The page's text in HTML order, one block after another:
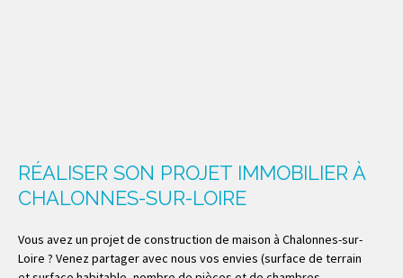
RÉALISER SON PROJET IMMOBILIER À
CHALONNES-SUR-LOIRE
Vous avez un projet de construction de maison à Chalonnes-sur-
Loire ? Venez partager avec nous vos envies (surface de terrain